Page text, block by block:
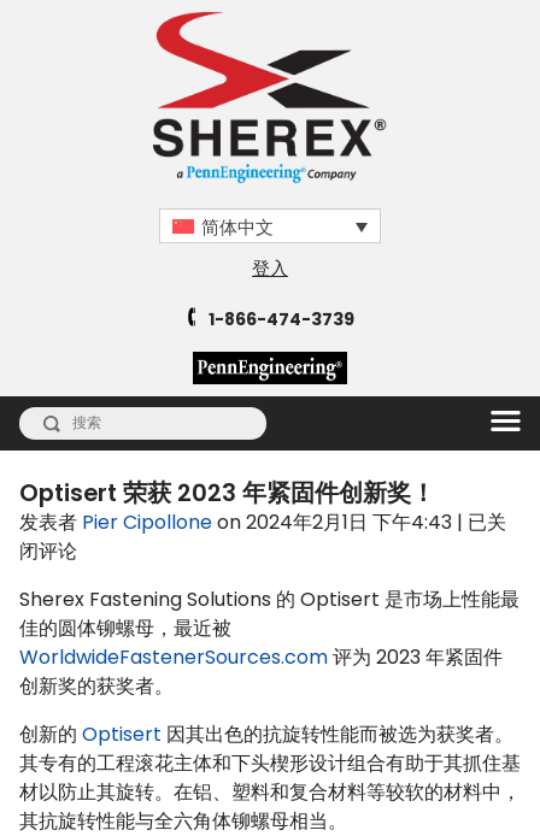
简体中文
登入
1-866-474-3739
Optisert 荣获 2023 年紧固件创新奖！
发表者 Pier Cipolloneon2024年2月1日 下午4:43 |
2023
紧
件
创
新
奖！
已关
闭评论
Sherex Fastening Solutions 的 Optisert 是市场上性能最
佳的圆体铆螺母，最近被
WorldwideFastenerSources.com评为 2023 年紧固件
创新奖的获奖者。
创新的 Optisert 因其出色的抗旋转性能而被选为获奖者。
其专有的工程滚花主体和下头楔形设计组合有助于其抓住基
材以防止其旋转。在铝、塑料和复合材料等较软的材料中，
其抗旋转性能与全六角体铆螺母相当。